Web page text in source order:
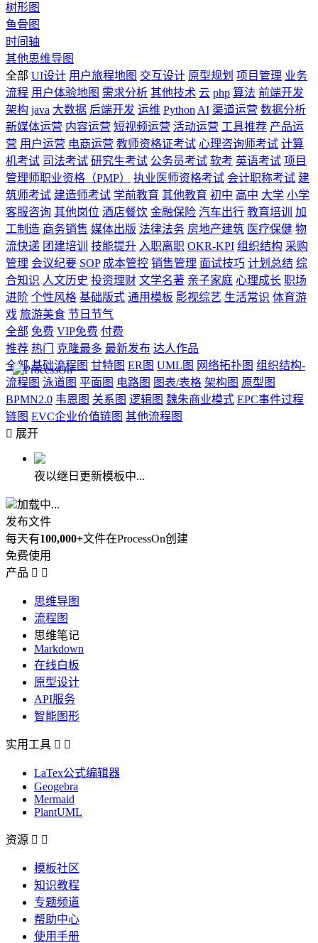
树形图
鱼骨图
时间轴
其他思维导图
全部 UI设计 用户旅程地图 交互设计 原型规划 项目管理 业务
流程 用户体验地图 需求分析 其他技术 云 php 算法 前端开发
架构 java 大数据 后端开发 运维 Python AI 渠道运营 数据分析
新媒体运营 内容运营 短视频运营 活动运营 工具推荐 产品运
营 用户运营 电商运营 教师资格证考试 心理咨询师考试 计算
机考试 司法考试 研究生考试 公务员考试 软考 英语考试 项目
管理师职业资格（PMP）
执业医师资格考试 会计职称考试 建
筑师考试 建造师考试 学前教育 其他教育 初中 高中 大学 小学
客服咨询 其他岗位 酒店餐饮 金融保险 汽车出行 教育培训
加
工制造 商务销售 媒体出版 法律法务 房地产建筑 医疗保健 物
流快递 团建培训 技能提升 入职离职 OKR-KPI 组织结构 采购
管理 会议纪要 SOP 成本管控 销售管理 面试技巧 计划总结 综
合知识 人文历史 投资理财 文学名著 亲子家庭 心理成长 职场
进阶 个性风格 基础版式 通用模板 影视综艺 生活常识 体育游
戏 旅游美食 节日节气
全部 免费 VIP免费 付费
推荐 热门 克隆最多 最新发布 达人作品
全部 基础流程图 甘特图 ER图 UML图 网络拓扑图 组织结构-
流程图 泳道图 平面图 电路图 图表/表格 架构图 原型图
BPMN2.0 韦恩图 关系图 逻辑图 魏朱商业模式 EPC事件过程
链图 EVC企业价值链图 其他流程图
 展开
夜以继日更新模板中...
加载中...
发布文件
每天有100,000+文件在ProcessOn创建
免费使用
产品  
思维导图
流程图
思维笔记
Markdown
在线白板
原型设计
API服务
智能图形
实用工具  
LaTex公式编辑器
Geogebra
Mermaid
PlantUML
资源  
模板社区
知识教程
专题频道
帮助中心
使用手册